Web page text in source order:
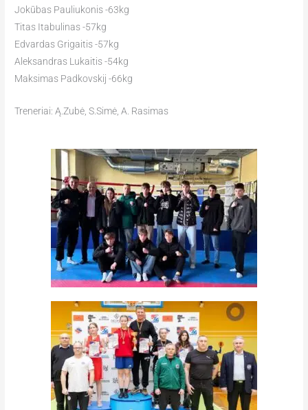
Jokūbas Pauliukonis -63kg
Titas Itabulinas -57kg
Edvardas Grigaitis -57kg
Aleksandras Lukaitis -54kg
Maksimas Padkovskij -66kg
Treneriai: Ą.Zubė, S.Simė, A. Rasimas